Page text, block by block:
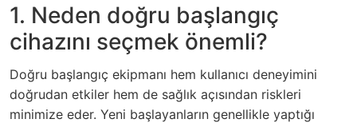
1. Neden doğru başlangıç
cihazını seçmek önemli?
Doğru başlangıç ekipmanı hem kullanıcı deneyimini
doğrudan etkiler hem de sağlık açısından riskleri
minimize eder. Yeni başlayanların genellikle yaptığı